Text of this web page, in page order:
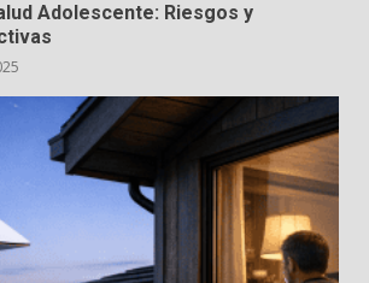
Adolescente: Riesgos y